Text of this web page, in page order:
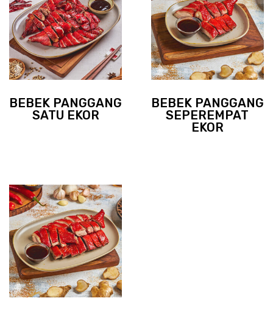
BEBEK PANGGANG
SATU EKOR
BEBEK PANGGANG
SEPEREMPAT
EKOR